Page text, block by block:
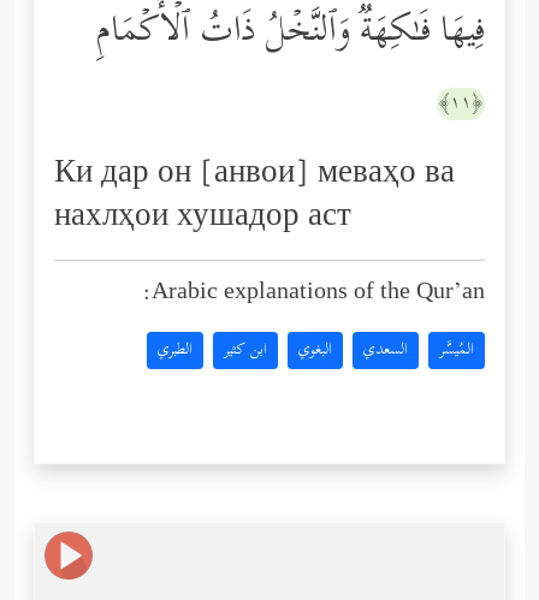
فِیهَا فَـٰكِهَةࣱ وَٱلنَّخۡلُ ذَاتُ ٱلۡأَكۡمَامِ
﴿١١﴾
Ки дар он [анвои] меваҳо ва
нахлҳои хушадор аст
Arabic explanations of the Qur’an:
المُيسَّر السعدي البغوي ابن كثير الطبري